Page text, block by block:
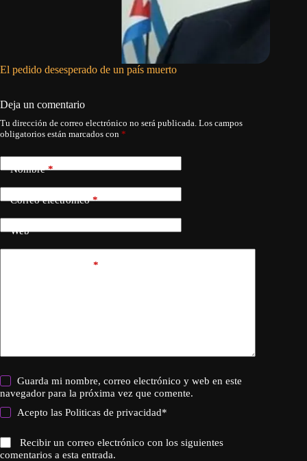
El pedido desesperado de un país muerto
Deja un comentario
Tu dirección de correo electrónico no será publicada. Los campos
obligatorios están marcados con *
Nombre*
Correo electrónico*
Web
*
Guarda mi nombre, correo electrónico y web en este
navegador para la próxima vez que comente.
Acepto lasPoliticas de privacidad*
Recibir un correo electrónico con los siguientes
comentarios a esta entrada.